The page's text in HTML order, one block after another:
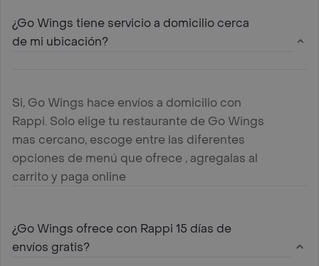
¿Go Wings tiene servicio a domicilio cerca
de mi ubicación?
Si, Go Wings hace envíos a domicilio con
Rappi. Solo elige tu restaurante de Go Wings
mas cercano, escoge entre las diferentes
opciones de menú que ofrece , agregalas al
carrito y paga online
¿Go Wings ofrece con Rappi 15 días de
envíos gratis?